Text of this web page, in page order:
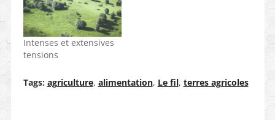
Intenses et extensives
tensions
Tags: agriculture, alimentation, Le fil, terres agricoles